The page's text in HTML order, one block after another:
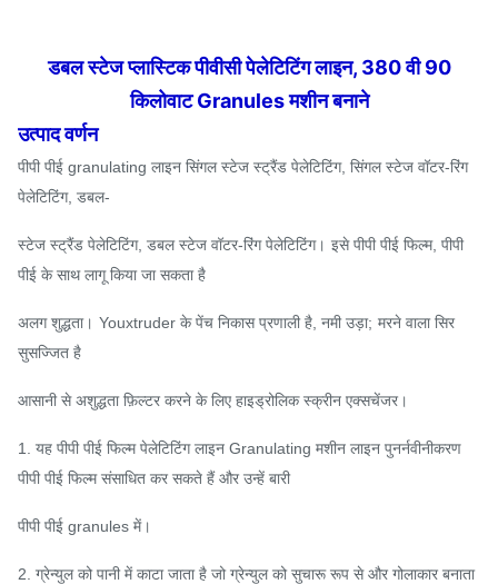
डबल स्टेज प्लास्टिक पीवीसी पेलेटिटिंग लाइन, 380 वी 90
किलोवाट Granules मशीन बनाने
उत्पाद वर्णन
पीपी पीई granulating लाइन सिंगल स्टेज स्ट्रैंड पेलेटिटिंग, सिंगल स्टेज वॉटर-रिंग
पेलेटिटिंग, डबल-
स्टेज स्ट्रैंड पेलेटिटिंग, डबल स्टेज वॉटर-रिंग पेलेटिटिंग। इसे पीपी पीई फिल्म, पीपी
पीई के साथ लागू किया जा सकता है
अलग शुद्धता। Youxtruder के पेंच निकास प्रणाली है, नमी उड़ा; मरने वाला सिर
सुसज्जित है
आसानी से अशुद्धता फ़िल्टर करने के लिए हाइड्रोलिक स्क्रीन एक्सचेंजर।
1. यह पीपी पीई फिल्म पेलेटिटिंग लाइन Granulating मशीन लाइन पुनर्नवीनीकरण
पीपी पीई फिल्म संसाधित कर सकते हैं और उन्हें बारी
पीपी पीई granules में।
2. ग्रेन्युल को पानी में काटा जाता है जो ग्रेन्युल को सुचारू रूप से और गोलाकार बनाता